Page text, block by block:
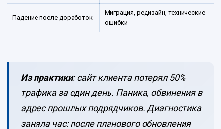
Падение после доработок
Миграция, редизайн, технические
ошибки
Из практики:сайт клиента потерял 50%
трафика за один день. Паника, обвинения в
адрес прошлых подрядчиков. Диагностика
заняла час: после планового обновления